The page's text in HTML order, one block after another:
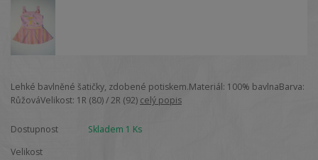
Lehké bavlněné šatičky, zdobené potiskem.Materiál: 100% bavlnaBarva:
RůžováVelikost: 1R (80) / 2R (92) celý popis
Dostupnost
Skladem 1 Ks
Velikost